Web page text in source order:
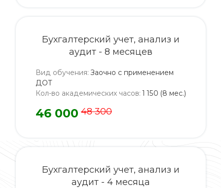
Бухгалтерский учет, анализ и
аудит - 8 месяцев
Вид обучения: Заочно с применением
ДОТ
Кол-во академических часов: 1 150 (8 мес.)
46 000 48 300
Бухгалтерский учет, анализ и
аудит - 4 месяца